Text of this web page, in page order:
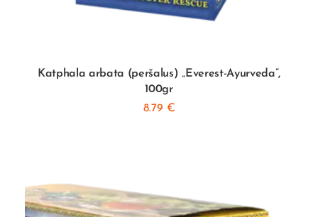
Katphala arbata (peršalus) „Everest-Ayurveda”,
100gr
8.79 €